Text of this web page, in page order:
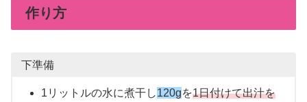
作り方
下準備
1リットルの水に煮干し120gを1日付けて出汁を